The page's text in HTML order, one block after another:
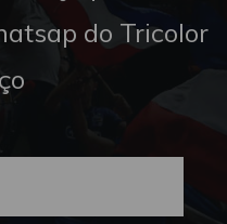
do Tricolor